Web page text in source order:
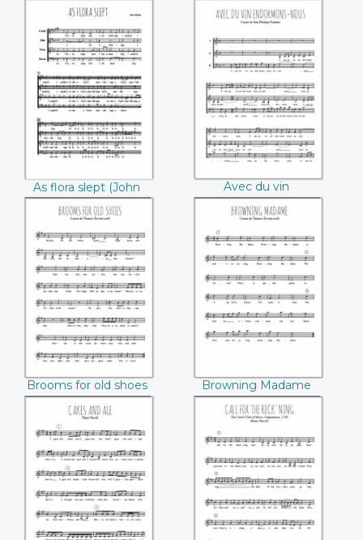
As flora slept (John
Hilton)
As flora slept (John
Hilton)
Avec du vin
endormons-nous
(Jean-Philippe
Rameau)
Avec du vin
endormons-nous
(Jean-Philippe
Rameau)
Brooms for old
shoes (Thomas
Ravenscroft)
Brooms for old shoes
(Thomas
Ravenscroft)
Browning Madame
(Thomas
Ravenscroft)
Browning Madame
(Thomas
Ravenscroft)
Cakes and ale
(Henry Purcell)
Call for the
reckoning (Henry
Purcell)